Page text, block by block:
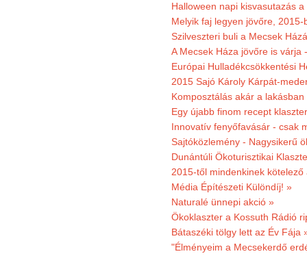
Halloween napi kisvasutazás
Melyik faj legyen jövőre,
Szilveszteri buli a Mecsek
A Mecsek Háza jövőre is várja
Európai Hulladékcsökkentési
2015 Sajó Károly Kárpát-
Komposztálás akár a lakásban
Egy újabb finom recept
Innovatív fenyőfavásár - csak
Sajtóközlemény - Nagysikerű
Dunántúli Ökoturisztikai
2015-től mindenkinek
Média Építészeti Különdíj! »
Naturalé ünnepi akció »
Ökoklaszter a Kossuth Rádió
Bátaszéki tölgy lett az Év Fája
"Élményeim a Mecsekerdő